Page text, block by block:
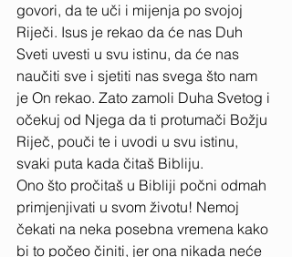
govori, da te uči i mijenja po svojoj
Riječi. Isus je rekao da će nas Duh
Sveti uvesti u svu istinu, da će nas
naučiti sve i sjetiti nas svega što nam
je On rekao. Zato zamoli Duha Svetog i
očekuj od Njega da ti protumači Božju
Riječ, pouči te i uvodi u svu istinu,
svaki puta kada čitaš Bibliju.
Ono što pročitaš u Bibliji počni odmah
primjenjivati u svom životu! Nemoj
čekati na neka posebna vremena kako
bi to počeo činiti, jer ona nikada neće